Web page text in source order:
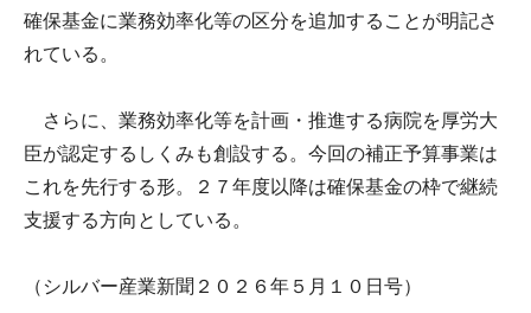
確保基金に業務効率化等の区分を追加することが明記さ
れている。
さらに、業務効率化等を計画・推進する病院を厚労大
臣が認定するしくみも創設する。今回の補正予算事業は
これを先行する形。２７年度以降は確保基金の枠で継続
支援する方向としている。
（シルバー産業新聞２０２６年５月１０日号）